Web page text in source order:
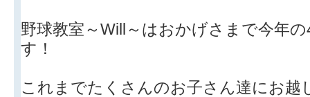
野球教室～Will～はおかげさまで今年
す！
これまでたくさんのお子さん達にお越